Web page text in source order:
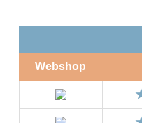
Webshop